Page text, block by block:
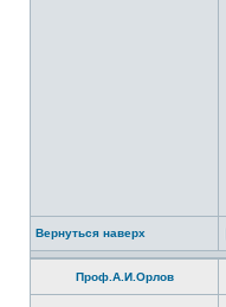
Вернуться наверх
Проф.А.И.Орлов